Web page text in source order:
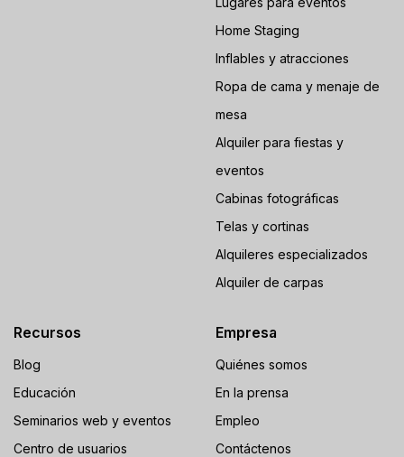
Home Staging
Inflables y atracciones
Ropa de cama y menaje de
mesa
Alquiler para fiestas y
eventos
Cabinas fotográficas
Telas y cortinas
Alquileres especializados
Alquiler de carpas
Recursos
Blog
Educación
Seminarios web y eventos
Centro de usuarios
Empresa
Quiénes somos
En la prensa
Empleo
Contáctenos